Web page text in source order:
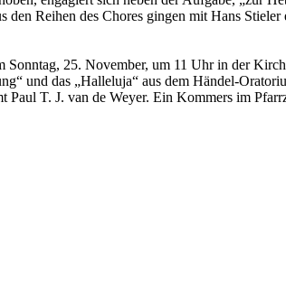
den Reihen des Chores gingen mit Hans
Sonntag, 25. November, um 11 Uhr in der
und das „Halleluja“ aus dem Händel-
T. J. van de Weyer. Ein Kommers im